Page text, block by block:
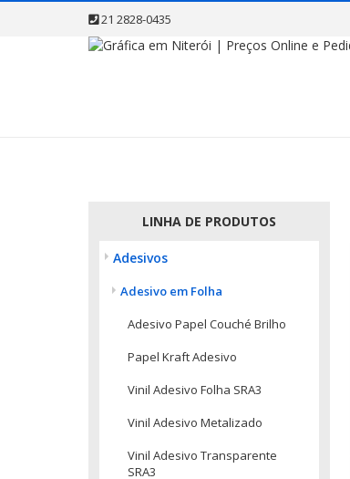
21 2828-0435
LINHA DE PRODUTOS
Adesivos
Adesivo em Folha
Adesivo Papel Couché Brilho
Papel Kraft Adesivo
Vinil Adesivo Folha SRA3
Vinil Adesivo Metalizado
Vinil Adesivo Transparente
SRA3